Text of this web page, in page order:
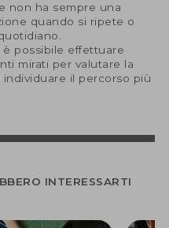
non ha sempre una
quando si ripete o
possibile effettuare
mirati per valutare la
individuare il percorso più
INTERESSARTI